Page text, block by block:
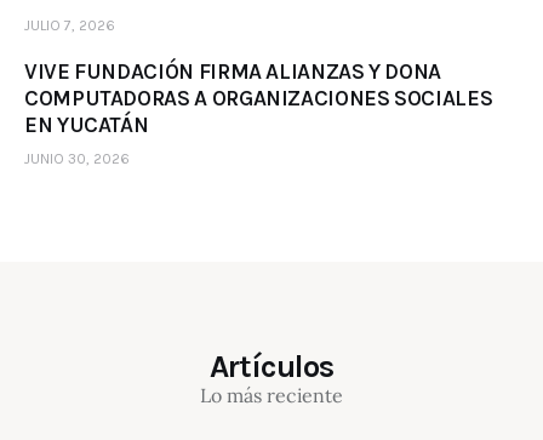
JULIO 7, 2026
VIVE FUNDACIÓN FIRMA ALIANZAS Y DONA
COMPUTADORAS A ORGANIZACIONES SOCIALES
EN YUCATÁN
JUNIO 30, 2026
Artículos
Lo más reciente